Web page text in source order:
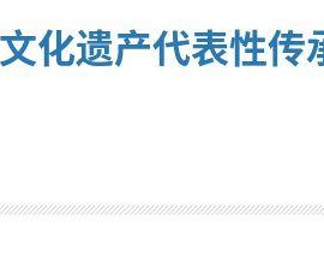
化遗产代表性传